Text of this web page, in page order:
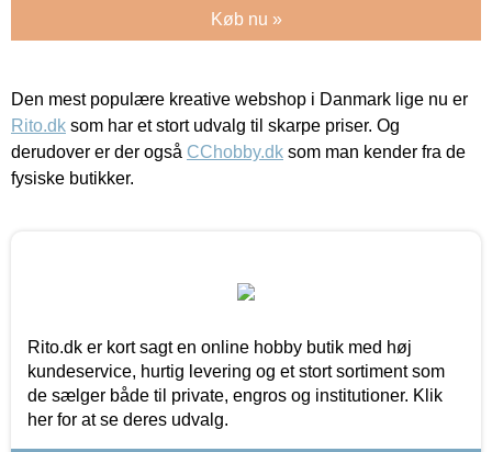
Køb nu »
Den mest populære kreative webshop i Danmark lige nu er
Rito.dk som har et stort udvalg til skarpe priser. Og
derudover er der også CChobby.dk som man kender fra de
fysiske butikker.
Rito.dk er kort sagt en online hobby butik med høj
kundeservice, hurtig levering og et stort sortiment som
de sælger både til private, engros og institutioner. Klik
her for at se deres udvalg.